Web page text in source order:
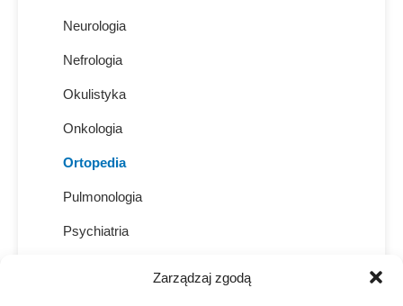
Zarządzaj zgodą
Neurologia
Nefrologia
Okulistyka
Onkologia
Ortopedia
Pulmonologia
Psychiatria